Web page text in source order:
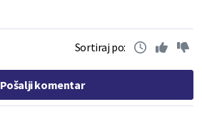
Sortiraj po:
Pošalji komentar